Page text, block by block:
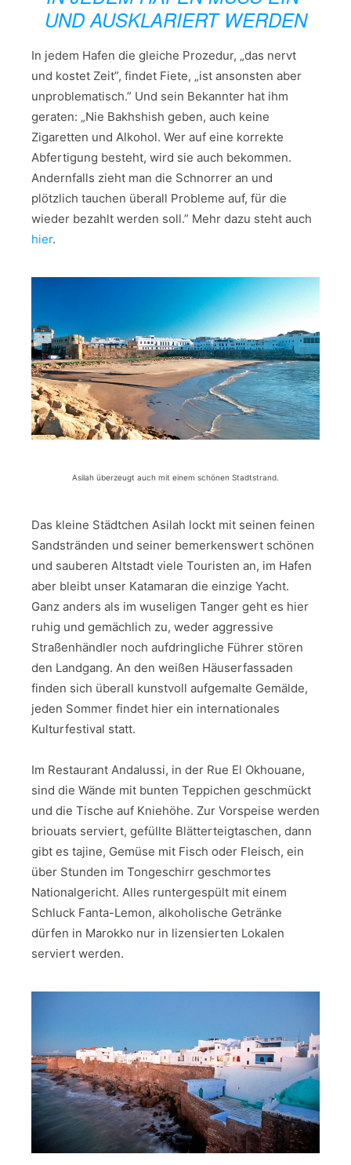
UND AUSKLARIERT WERDEN
In jedem Hafen die gleiche Prozedur, „das nervt
und kostet Zeit”, findet Fiete, „ist ansonsten aber
unproblematisch.” Und sein Bekannter hat ihm
geraten: „Nie Bakhshish geben, auch keine
Zigaretten und Alkohol. Wer auf eine korrekte
Abfertigung besteht, wird sie auch bekommen.
Andernfalls zieht man die Schnorrer an und
plötzlich tauchen überall Probleme auf, für die
wieder bezahlt werden soll.” Mehr dazu steht auch
hier.
Asilah überzeugt auch mit einem schönen Stadtstrand.
Das kleine Städtchen Asilah lockt mit seinen feinen
Sandstränden und seiner bemerkenswert schönen
und sauberen Altstadt viele Touristen an, im Hafen
aber bleibt unser Katamaran die einzige Yacht.
Ganz anders als im wuseligen Tanger geht es hier
ruhig und gemächlich zu, weder aggressive
Straßenhändler noch aufdringliche Führer stören
den Landgang. An den weißen Häuserfassaden
finden sich überall kunstvoll aufgemalte Gemälde,
jeden Sommer findet hier ein internationales
Kulturfestival statt.
Im Restaurant Andalussi, in der Rue El Okhouane,
sind die Wände mit bunten Teppichen geschmückt
und die Tische auf Kniehöhe. Zur Vorspeise werden
briouats serviert, gefüllte Blätterteigtaschen, dann
gibt es tajine, Gemüse mit Fisch oder Fleisch, ein
über Stunden im Tongeschirr geschmortes
Nationalgericht. Alles runtergespült mit einem
Schluck Fanta-Lemon, alkoholische Getränke
dürfen in Marokko nur in lizensierten Lokalen
serviert werden.